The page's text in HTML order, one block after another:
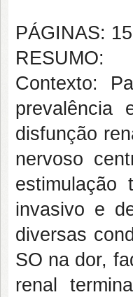
PÁGINAS: 15
RESUMO:
Contexto:
prevalência
disfunção
nervoso
estimulação
invasivo e
diversas
SO na dor,
renal